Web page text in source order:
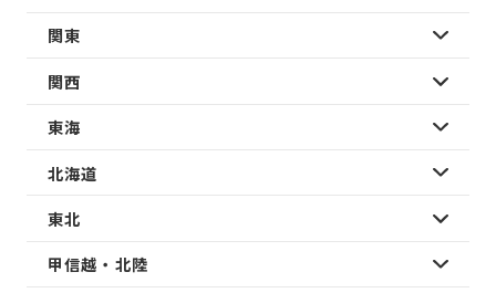
関東
関西
東海
北海道
東北
甲信越・北陸